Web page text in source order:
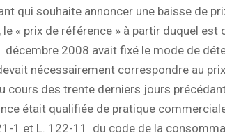
qui souhaite annoncer une baisse de
le « prix de référence » à partir duquel est
décembre 2008 avait fixé le mode de
nécessairement correspondre au
cours des trente derniers jours
était qualifiée de pratique
1 et L. 122-11 du code de la